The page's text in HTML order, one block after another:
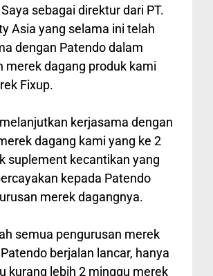
sebagai direktur dari PT.
Asia yang selama ini telah
dengan Patendo dalam
merek dagang produk kami
Fixup.
kerjasama dengan
dagang kami yang ke 2
suplement kecantikan yang
kepada Patendo
merek dagangnya.
semua pengurusan merek
berjalan lancar, hanya
kurang lebih 2 minggu merek